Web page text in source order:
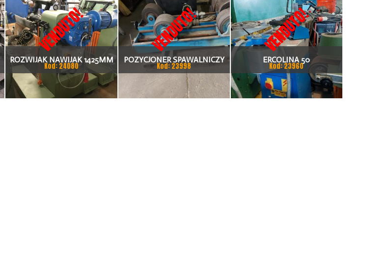
ROZWIJAK NAWIJAK 1425MM
Kod: 24080
VENDUTO!
POZYCJONER SPAWALNICZY
OBROTNIK ROLKOWY 8500 KG
Kod: 23998
VENDUTO!
ERCOLINA 50
Kod: 23960
VENDUTO!